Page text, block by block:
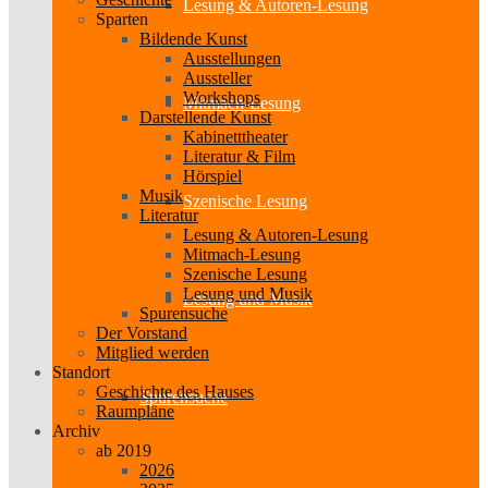
Lesung & Autoren-Lesung
Mitmach-Lesung
Szenische Lesung
Lesung und Musik
Spurensuche
Sparten
Bildende Kunst
Ausstellungen
Aussteller
Workshops
Darstellende Kunst
Kabinetttheater
Literatur & Film
Hörspiel
Musik
Literatur
Lesung & Autoren-Lesung
Mitmach-Lesung
Szenische Lesung
Lesung und Musik
Spurensuche
Der Vorstand
Mitglied werden
Standort
Geschichte des Hauses
Raumpläne
Archiv
ab 2019
2026